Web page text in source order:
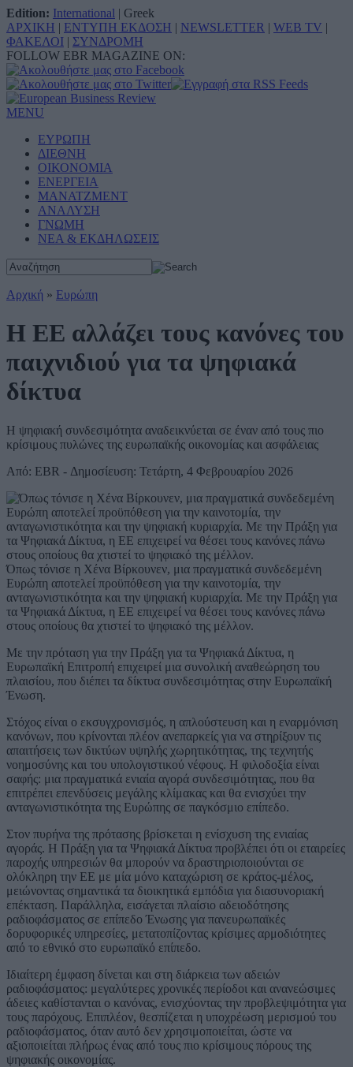
Edition: International | Greek
ΑΡΧΙΚΗ | ΕΝΤΥΠΗ ΕΚΔΟΣΗ | NEWSLETTER | WEB TV |
ΦΑΚΕΛΟΙ | ΣΥΝΔΡΟΜΗ
FOLLOW EBR MAGAZINE ON:
MENU
ΕΥΡΩΠΗ
ΔΙΕΘΝΗ
ΟΙΚΟΝΟΜΙΑ
ΕΝΕΡΓΕΙΑ
ΜΑΝΑΤΖΜΕΝΤ
ΑΝΑΛΥΣΗ
ΓΝΩΜΗ
ΝΕΑ & ΕΚΔΗΛΩΣΕΙΣ
Αρχική » Ευρώπη
Η ΕΕ αλλάζει τους κανόνες του
παιχνιδιού για τα ψηφιακά
δίκτυα
Η ψηφιακή συνδεσιμότητα αναδεικνύεται σε έναν από τους πιο
κρίσιμους πυλώνες της ευρωπαϊκής οικονομίας και ασφάλειας
Από: EBR - Δημοσίευση: Τετάρτη, 4 Φεβρουαρίου 2026
Όπως τόνισε η Χένα Βίρκουνεν, μια πραγματικά συνδεδεμένη
Ευρώπη αποτελεί προϋπόθεση για την καινοτομία, την
ανταγωνιστικότητα και την ψηφιακή κυριαρχία. Με την Πράξη για
τα Ψηφιακά Δίκτυα, η ΕΕ επιχειρεί να θέσει τους κανόνες πάνω
στους οποίους θα χτιστεί το ψηφιακό της μέλλον.
Με την πρόταση για την Πράξη για τα Ψηφιακά Δίκτυα, η
Ευρωπαϊκή Επιτροπή επιχειρεί μια συνολική αναθεώρηση του
πλαισίου, που διέπει τα δίκτυα συνδεσιμότητας στην Ευρωπαϊκή
Ένωση.
Στόχος είναι ο εκσυγχρονισμός, η απλούστευση και η εναρμόνιση
κανόνων, που κρίνονται πλέον ανεπαρκείς για να στηρίξουν τις
απαιτήσεις των δικτύων υψηλής χωρητικότητας, της τεχνητής
νοημοσύνης και του υπολογιστικού νέφους. Η φιλοδοξία είναι
σαφής: μια πραγματικά ενιαία αγορά συνδεσιμότητας, που θα
επιτρέπει επενδύσεις μεγάλης κλίμακας και θα ενισχύει την
ανταγωνιστικότητα της Ευρώπης σε παγκόσμιο επίπεδο.
Στον πυρήνα της πρότασης βρίσκεται η ενίσχυση της ενιαίας
αγοράς. Η Πράξη για τα Ψηφιακά Δίκτυα προβλέπει ότι οι εταιρείες
παροχής υπηρεσιών θα μπορούν να δραστηριοποιούνται σε
ολόκληρη την ΕΕ με μία μόνο καταχώριση σε κράτος-μέλος,
μειώνοντας σημαντικά τα διοικητικά εμπόδια για διασυνοριακή
επέκταση. Παράλληλα, εισάγεται πλαίσιο αδειοδότησης
ραδιοφάσματος σε επίπεδο Ένωσης για πανευρωπαϊκές
δορυφορικές υπηρεσίες, μετατοπίζοντας κρίσιμες αρμοδιότητες
από το εθνικό στο ευρωπαϊκό επίπεδο.
Ιδιαίτερη έμφαση δίνεται και στη διάρκεια των αδειών
ραδιοφάσματος: μεγαλύτερες χρονικές περίοδοι και ανανεώσιμες
άδειες καθίστανται ο κανόνας, ενισχύοντας την προβλεψιμότητα για
τους παρόχους. Επιπλέον, θεσπίζεται η υποχρέωση μερισμού του
ραδιοφάσματος, όταν αυτό δεν χρησιμοποιείται, ώστε να
αξιοποιείται πλήρως ένας από τους πιο κρίσιμους πόρους της
ψηφιακής οικονομίας.